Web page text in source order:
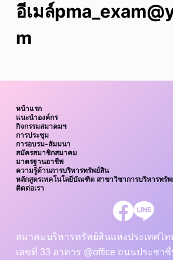
อีเมล์
m
หน้าแรก
แนะนำองค์กร
กิจกรรมสมาคมฯ
การประชุม
การอบรม-สัมมนา
สมัครสมาชิกสมาคม
มาตรฐานอาชีพ
ความรู้ด้านการบริหารทรัพย์สิน
หลักสูตรเทคโนโลยีบัณฑิต สาขาวิชาการบริหารทรัพ
ติดต่อเรา
สมาคมบริหารทรัพย์สินแห่งประเทศไท
เลขที่ 33 อาคาร @office ถนนประชา